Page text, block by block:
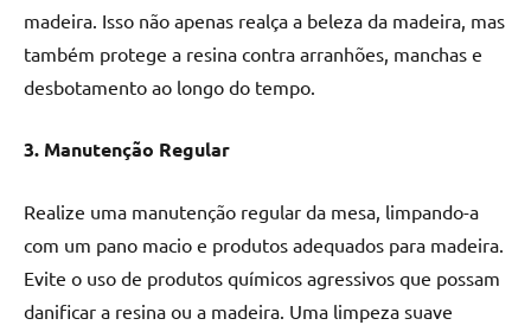
madeira. Isso não apenas realça a beleza da madeira, mas
também protege a resina contra arranhões, manchas e
desbotamento ao longo do tempo.
3. Manutenção Regular
Realize uma manutenção regular da mesa, limpando-a
com um pano macio e produtos adequados para madeira.
Evite o uso de produtos químicos agressivos que possam
danificar a resina ou a madeira. Uma limpeza suave